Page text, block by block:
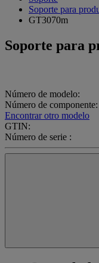
Soporte para
GT3070m
Soporte para
Número de modelo:
Número de componente:
Encontrar otro modelo
GTIN:
Número de serie :